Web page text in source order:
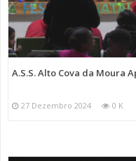
A.S.S. Alto Cova da Moura
27 Dezembro 2024 0 K